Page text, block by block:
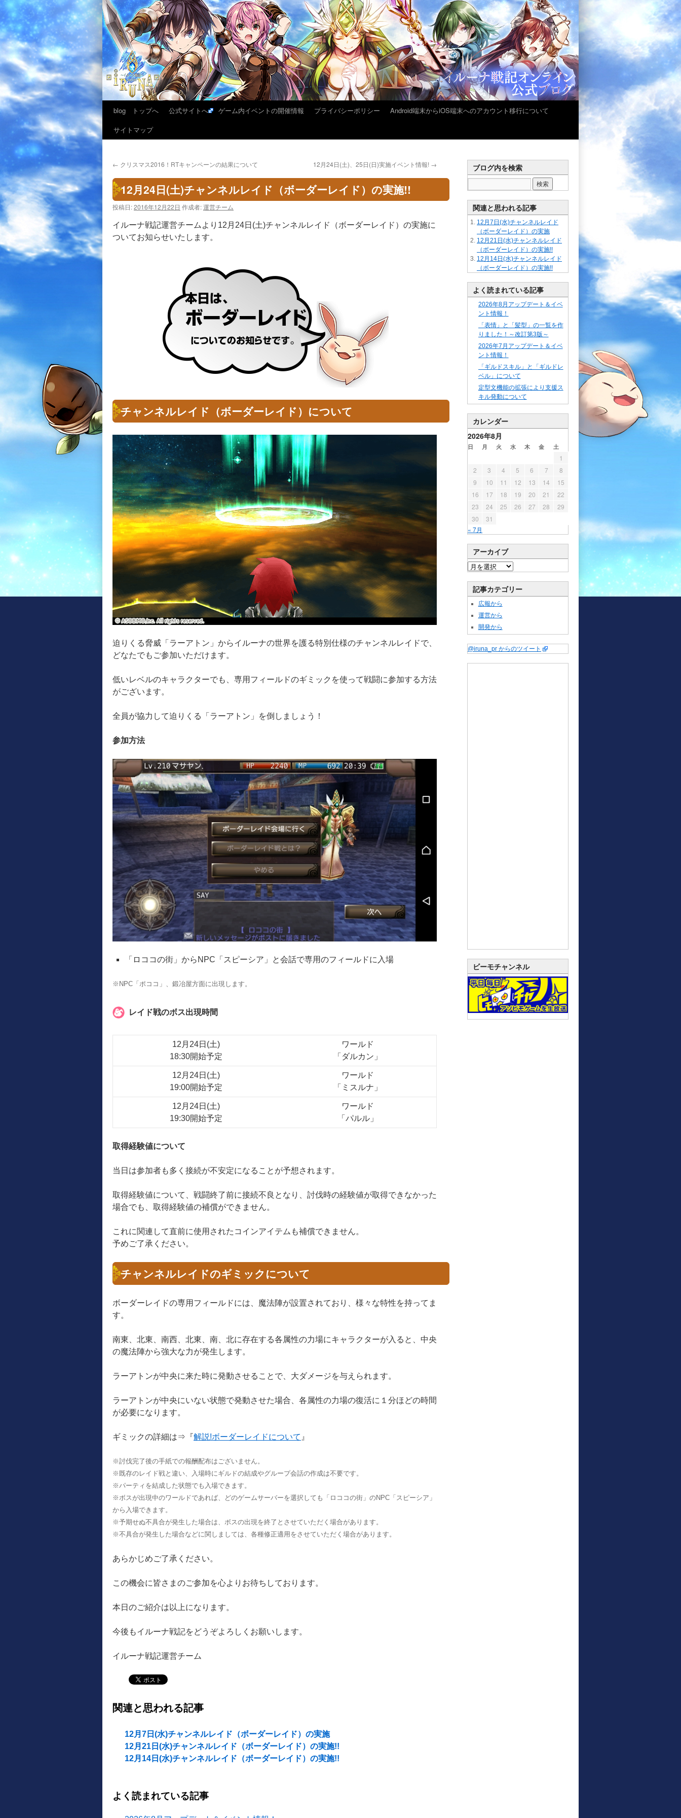
blog トップへ 公式サイトへ ゲーム内イベントの開催情報 プライバシーポリシー
Android端末からiOS端末へのアカウント移行について
サイトマップ
← クリスマス2016！RTキャンペーンの結果について 12月24日(土)、25日(日)実施イベント情報! →
12月24日(土)チャンネルレイド（ボーダーレイド）の実施!!
投稿日:2016年12月22日 作成者:運営チーム
イルーナ戦記運営チームより12月24日(土)チャンネルレイド（ボーダーレイド）の実施に
ついてお知らせいたします。
チャンネルレイド（ボーダーレイド）について
迫りくる脅威「ラーアトン」からイルーナの世界を護る特別仕様のチャンネルレイドで、
どなたでもご参加いただけます。
低いレベルのキャラクターでも、専用フィールドのギミックを使って戦闘に参加する方法
がございます。
全員が協力して迫りくる「ラーアトン」を倒しましょう！
参加方法
「ロココの街」からNPC「スピーシア」と会話で専用のフィールドに入場
※NPC「ポココ」、鍛冶屋方面に出現します。
レイド戦のボス出現時間
12月24日(土)
18:30開始予定
ワールド
「ダルカン」
12月24日(土)
19:00開始予定
ワールド
「ミスルナ」
12月24日(土)
19:30開始予定
ワールド
「パルル」
取得経験値について
当日は参加者も多く接続が不安定になることが予想されます。
取得経験値について、戦闘終了前に接続不良となり、討伐時の経験値が取得できなかった
場合でも、取得経験値の補償ができません。
これに関連して直前に使用されたコインアイテムも補償できません。
予めご了承ください。
チャンネルレイドのギミックについて
ボーダーレイドの専用フィールドには、魔法陣が設置されており、様々な特性を持ってま
す。
南東、北東、南西、北東、南、北に存在する各属性の力場にキャラクターが入ると、中央
の魔法陣から強大な力が発生します。
ラーアトンが中央に来た時に発動させることで、大ダメージを与えられます。
ラーアトンが中央にいない状態で発動させた場合、各属性の力場の復活に１分ほどの時間
が必要になります。
ギミックの詳細は⇒『解説!ボーダーレイドについて 』
※討伐完了後の手紙での報酬配布はございません。
※既存のレイド戦と違い、入場時にギルドの結成やグループ会話の作成は不要です。
※パーティを結成した状態でも入場できます。
※ボスが出現中のワールドであれば、どのゲームサーバーを選択しても「ロココの街」のNPC「スピーシア」
から入場できます。
※予期せぬ不具合が発生した場合は、ボスの出現を終了とさせていただく場合があります。
※不具合が発生した場合などに関しましては、各種修正適用をさせていただく場合があります。
あらかじめご了承ください。
この機会に皆さまのご参加を心よりお待ちしております。
本日のご紹介は以上になります。
今後もイルーナ戦記をどうぞよろしくお願いします。
イルーナ戦記運営チーム
関連と思われる記事
12月7日(水)チャンネルレイド（ボーダーレイド）の実施
12月21日(水)チャンネルレイド（ボーダーレイド）の実施!!
12月14日(水)チャンネルレイド（ボーダーレイド）の実施!!
よく読まれている記事
ブログ内を検索
関連と思われる記事
12月7日(水)チャンネルレイド
（ボーダーレイド）の実施
12月21日(水)チャンネルレイド
（ボーダーレイド）の実施!!
12月14日(水)チャンネルレイド
（ボーダーレイド）の実施!!
よく読まれている記事
2026年8月アップデート＆イベ
ント情報！
「表情」と「髪型」の一覧を作
りました！～改訂第3版～
2026年7月アップデート＆イベ
ント情報！
「ギルドスキル」と「ギルドレ
ベル」について
定型文機能の拡張により支援ス
キル発動について
カレンダー
2026年8月
日 月 火 水 木 金 土
« 7月
1
2
3 4 5 6 7
8
9
10 11 12 13 14
15
16
17 18 19 20 21
22
23
24 25 26 27 28
29
30
31
アーカイブ
記事カテゴリー
広報から
運営から
開発から
@iruna_pr からのツイート
ビーモチャンネル